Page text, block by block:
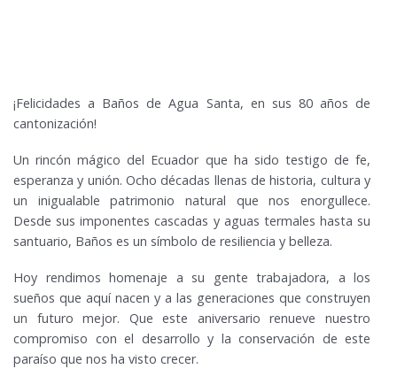
¡Felicidades a Baños de Agua Santa, en sus 80 años de
cantonización!
Un rincón mágico del Ecuador que ha sido testigo de fe,
esperanza y unión. Ocho décadas llenas de historia, cultura y
un inigualable patrimonio natural que nos enorgullece.
Desde sus imponentes cascadas y aguas termales hasta su
santuario, Baños es un símbolo de resiliencia y belleza.
Hoy rendimos homenaje a su gente trabajadora, a los
sueños que aquí nacen y a las generaciones que construyen
un futuro mejor. Que este aniversario renueve nuestro
compromiso con el desarrollo y la conservación de este
paraíso que nos ha visto crecer.